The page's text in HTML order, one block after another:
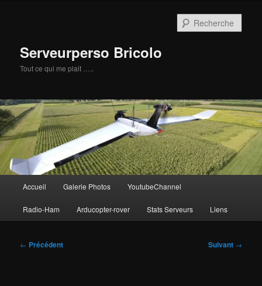
Serveurperso Bricolo
Tout ce qui me plait …..
principal
Accueil Galerie Photos YoutubeChannel
Radio-Ham Arducopter-rover Stats Serveurs Liens
Navigation
← Précédent Suivant →